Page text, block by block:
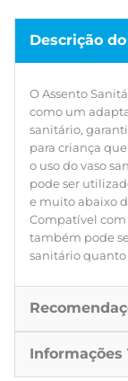
Descrição
O Assento
como um
sanitário,
para criança
o uso do vaso
pode ser
e muito abaixo
Compatível com
também pode
sanitário quanto
Informações